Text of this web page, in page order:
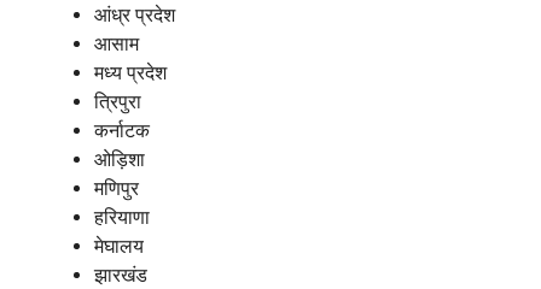
आंध्र प्रदेश
आसाम
मध्य प्रदेश
त्रिपुरा
कर्नाटक
ओड़िशा
मणिपुर
हरियाणा
मेघालय
झारखंड